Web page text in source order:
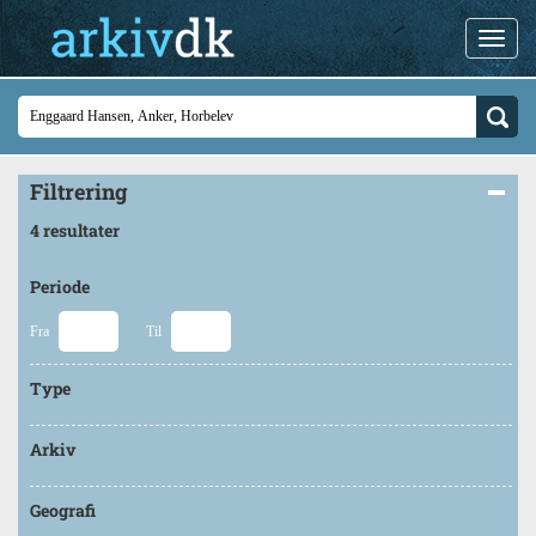
Filtrering
4 resultater
Periode
Fra Til
Type
Arkiv
Geografi